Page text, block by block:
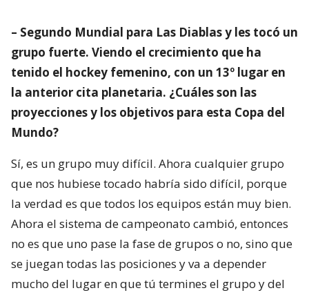
– Segundo Mundial para Las Diablas y les tocó un
grupo fuerte. Viendo el crecimiento que ha
tenido el hockey femenino, con un 13º lugar en
la anterior cita planetaria. ¿Cuáles son las
proyecciones y los objetivos para esta Copa del
Mundo?
Sí, es un grupo muy difícil. Ahora cualquier grupo
que nos hubiese tocado habría sido difícil, porque
la verdad es que todos los equipos están muy bien.
Ahora el sistema de campeonato cambió, entonces
no es que uno pase la fase de grupos o no, sino que
se juegan todas las posiciones y va a depender
mucho del lugar en que tú termines el grupo y del